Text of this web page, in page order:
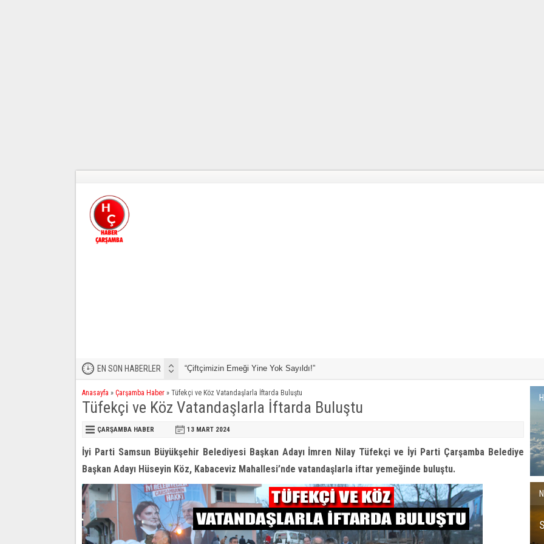
EN SON HABERLER Büyükşehir İle Yaz Mevsimi Sporla İç İçe
Anasayfa » Çarşamba Haber » Tüfekçi ve Köz Vatandaşlarla İftarda Buluştu
Tüfekçi ve Köz Vatandaşlarla İftarda Buluştu
ÇARŞAMBA HABER 13 MART 2024
İyi Parti Samsun Büyükşehir Belediyesi Başkan Adayı İmren Nilay Tüfekçi ve İyi Parti Çarşamba Belediye
Başkan Adayı Hüseyin Köz, Kabaceviz Mahallesi’nde vatandaşlarla iftar yemeğinde buluştu.